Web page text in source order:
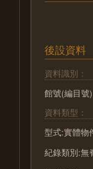
後設資料
資料識別：
館號(編目號
資料類型：
型式:實體物
紀錄類別:無